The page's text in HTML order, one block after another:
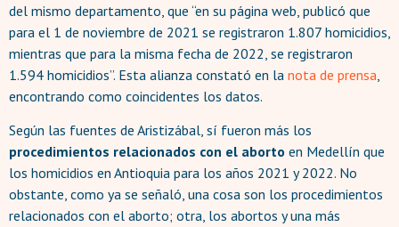
del mismo departamento, que “en su página web, publicó que
para el 1 de noviembre de 2021 se registraron 1.807 homicidios,
mientras que para la misma fecha de 2022, se registraron
1.594 homicidios”. Esta alianza constató en la nota de prensa
encontrando como coincidentes los datos.
Según las fuentes de Aristizábal, sí fueron más los
procedimientos relacionados con el aborto en Medellín que
los homicidios en Antioquia para los años 2021 y 2022. No
obstante, como ya se señaló, una cosa son los procedimientos
relacionados con el aborto; otra, los abortos y una más